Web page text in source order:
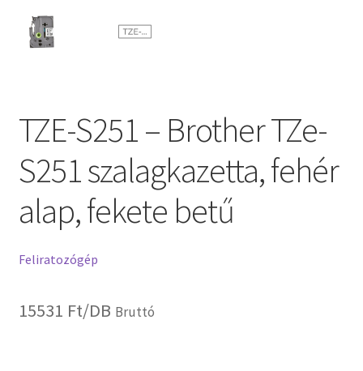
TZE-S251 – Brother TZe-
S251 szalagkazetta, fehér
alap, fekete betű
Feliratozógép
15531 Ft/DB Bruttó